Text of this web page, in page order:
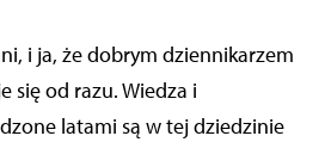
i ja, że dobrym dziennikarzem
się od razu. Wiedza i
latami są w tej dziedzinie